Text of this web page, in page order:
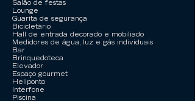
Salão de festas
Lounge
Guarita de segurança
Bicicletário
Hall de entrada decorado e mobiliado
Medidores de água, luz e gás individuais
Bar
Brinquedoteca
Elevador
Espaço gourmet
Heliponto
Interfone
Piscina